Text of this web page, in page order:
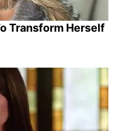
Transform Herself